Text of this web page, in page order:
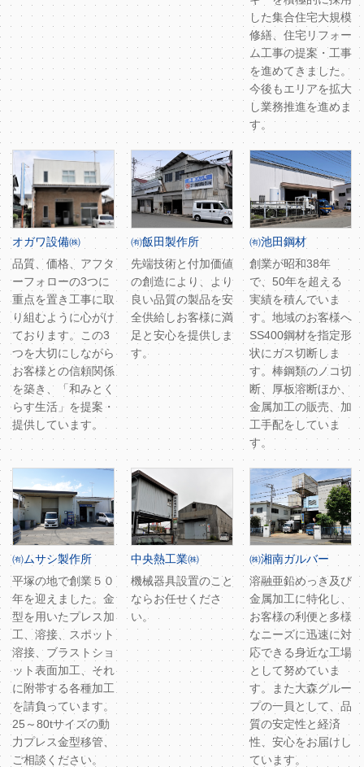
した集合住宅大規模
修繕、住宅リフォー
ム工事の提案・工事
を進めてきました。
今後もエリアを拡大
し業務推進を進めま
す。
オガワ設備㈱
品質、価格、アフタ
ーフォローの3つに
重点を置き工事に取
り組むように心がけ
ております。この3
つを大切にしながら
お客様との信頼関係
を築き、「和みとく
らす生活」を提案・
提供しています。
㈲飯田製作所
先端技術と付加価値
の創造により、より
良い品質の製品を安
全供給しお客様に満
足と安心を提供しま
す。
㈲池田鋼材
創業が昭和38年
で、50年を超える
実績を積んでいま
す。地域のお客様へ
SS400鋼材を指定形
状にガス切断しま
す。棒鋼類のノコ切
断、厚板溶断ほか、
金属加工の販売、加
工手配をしていま
す。
㈲ムサシ製作所
平塚の地で創業５０
年を迎えました。金
型を用いたプレス加
工、溶接、スポット
溶接、ブラストショ
ット表面加工、それ
に附帯する各種加工
を請負っています。
25～80tサイズの動
力プレス金型移管、
ご相談ください。
中央熱工業㈱
機械器具設置のこと
ならお任せくださ
い。
㈱湘南ガルバー
溶融亜鉛めっき及び
金属加工に特化し、
お客様の利便と多様
なニーズに迅速に対
応できる身近な工場
として努めていま
す。また大森グルー
プの一員として、品
質の安定性と経済
性、安心をお届けし
ています。